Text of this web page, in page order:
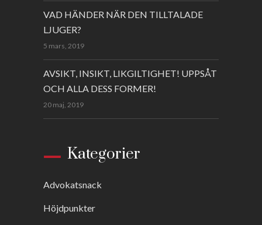
VAD HÄNDER NÄR DEN TILLTALADE
LJUGER?
5 mars, 2019
AVSIKT, INSIKT, LIKGILTIGHET! UPPSÅT
OCH ALLA DESS FORMER!
20 maj, 2019
Kategorier
Advokatsnack
Höjdpunkter